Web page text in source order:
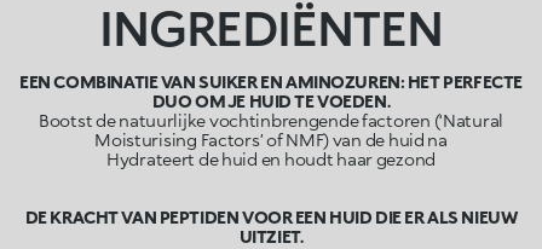
INGREDIËNTEN
EEN COMBINATIE VAN SUIKER EN AMINOZUREN: HET PERFECTE
DUO OM JE HUID TE VOEDEN.
Bootst de natuurlijke vochtinbrengende factoren (‘Natural
Moisturising Factors’ of NMF) van de huid na
Hydrateert de huid en houdt haar gezond
DE KRACHT VAN PEPTIDEN VOOR EEN HUID DIE ER ALS NIEUW
UITZIET.